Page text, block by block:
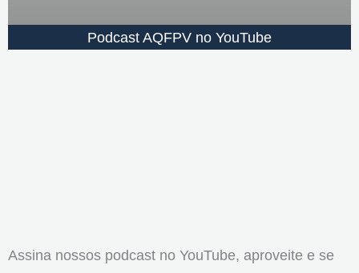
Podcast AQFPV no YouTube
Assina nossos podcast no YouTube, aproveite e se